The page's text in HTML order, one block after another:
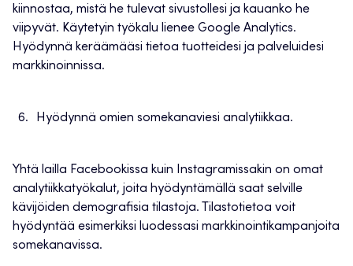
kiinnostaa, mistä he tulevat sivustollesi ja kauanko he
viipyvät. Käytetyin työkalu lienee Google Analytics.
Hyödynnä keräämääsi tietoa tuotteidesi ja palveluidesi
markkinoinnissa.
Hyödynnä omien somekanaviesi analytiikkaa.
Yhtä lailla Facebookissa kuin Instagramissakin on omat
analytiikkatyökalut, joita hyödyntämällä saat selville
kävijöiden demografisia tilastoja. Tilastotietoa voit
hyödyntää esimerkiksi luodessasi markkinointikampanjoita
somekanavissa.